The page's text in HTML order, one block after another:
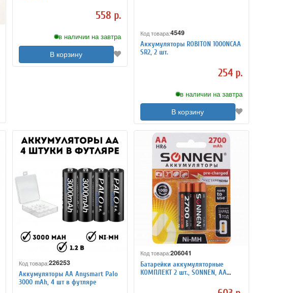
558 р.
в наличии на завтра
В корзину
Код товара:4549
Аккумуляторы ROBITON 1000NCAA
SR2, 2 шт.
254 р.
в наличии на завтра
В корзину
Код товара:226253
Аккумуляторы АА Anysmart Palo
3000 mAh, 4 шт в футляре
Код товара:206041
Батарейки аккумуляторные
КОМПЛЕКТ 2 шт., SONNEN, АА
(HR6), Ni-Mh, 2700 mAh, в